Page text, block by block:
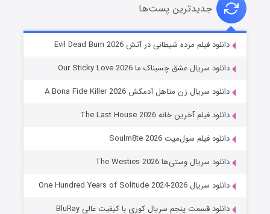
شوهر
جدیدترین پست‌ها
دانلود فیلم مرده شیطانی در آتش Evil Dead Burn 2026
دانلود سریال عشق چسبناک ما Our Sticky Love 2026
دانلود سریال زن متاهل آدمکش A Bona Fide Killer 2026
دانلود فیلم آخرین خانه The Last House 2026
دانلود فیلم سول‌میت Soulm8te 2026
دانلود سریال وستی‌ها The Westies 2026
دانلود سریال One Hundred Years of Solitude 2024-2026
دانلود قسمت پنجم سریال کوری با کیفیت عالی BluRay